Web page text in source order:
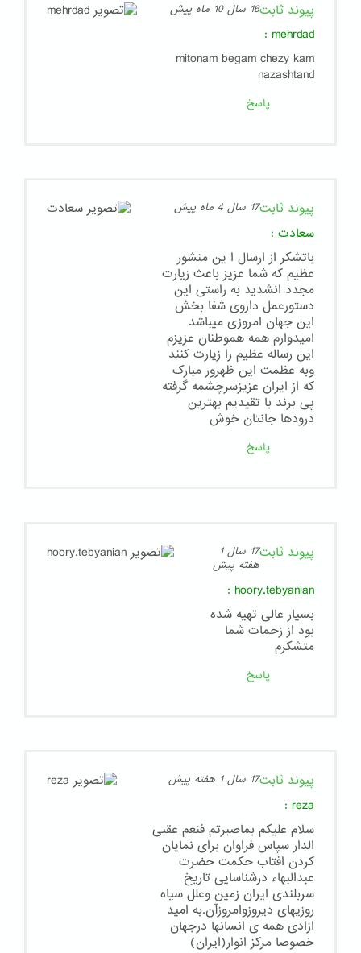
پیوند ثابت16 سال 10 ماه پیش
mehrdad
:
mitonam begam chezy kam
nazashtand
پاسخ
پیوند ثابت17 سال 4 ماه پیش
سعادت :
باتشکر از ارسال ا ین منشور
عظیم که شما عزیز باعث زیارت
مجدد انشدید به راستی این
دستورعمل داروی شفا بخش
این جهان امروزی میباشد
امیدوارم همه هموطنان عزیزم
این رساله عظیم را زیارت کنند
وبه عظمت این ظهرور مبارک
که از ایران عزیزسرچشمه گرفته
پی برند با تقیدیم بهترین
درودها جانتان خوش
پاسخ
پیوند ثابت
17 سال 1
هفته پیش
hoory.tebyanian
:
بسیار عالی تهیه شده
بود از زحمات شما
متشکرم
پاسخ
پیوند ثابت17 سال 1 هفته پیش
reza
:
سلام علیکم بماصبرتم فنعم عقبی
الدار سپاس فراوان برای نمایان
کردن افتاب حکمت حضرت
عبدالبهاء درشناسایی تاریخ
سربلندی ایران زمین وعلل سیاه
روزیهای دیروزوامروزآن.به امید
ازادی همه ی انسانها درجهان
خصوصا مرکز انوار(ایران)